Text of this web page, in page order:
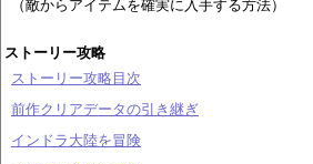
（敵からアイテムを確実に入手する方法）
ストーリー攻略
ストーリー攻略目次
前作クリアデータの引き継ぎ
インドラ大陸を冒険